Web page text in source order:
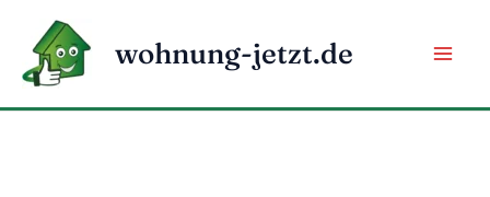
Inhalt
springen
wohnung-jetzt.de